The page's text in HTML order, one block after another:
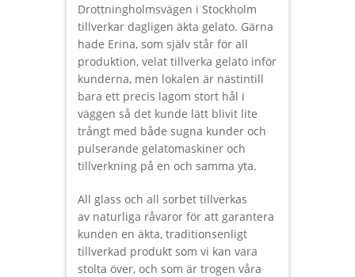
Drottningholmsvägen i Stockholm
tillverkar dagligen äkta gelato. Gärna
hade Erina, som själv står för all
produktion, velat tillverka gelato inför
kunderna, men lokalen är nästintill
bara ett precis lagom stort hål i
väggen så det kunde lätt blivit lite
trångt med både sugna kunder och
pulserande gelatomaskiner och
tillverkning på en och samma yta.
All glass och all sorbet tillverkas
av naturliga råvaror för att garantera
kunden en äkta, traditionsenligt
tillverkad produkt som vi kan vara
stolta över, och som är trogen våra